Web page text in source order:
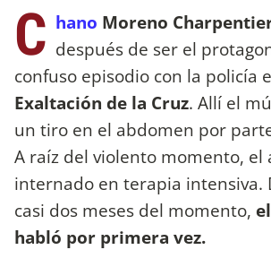
C hano Moreno
después de ser el
confuso episodio con la policía
Exaltación de la Cruz. Allí el
un tiro en el abdomen por
A raíz del violento momento, el
internado en terapia intensiva.
casi dos meses del momento,
habló por primera vez.